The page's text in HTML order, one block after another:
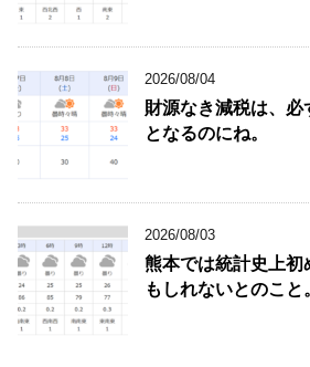
2026/08/04
財源なき減税は、
となるのにね。
2026/08/03
熊本では統計史上
もしれないとのこと